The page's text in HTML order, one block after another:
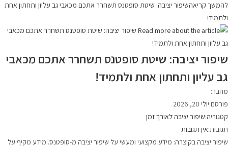
להמשך קריאהשיפור יציבה: שיטת סופטנס תשחרר אתכם מכאבי גב עליון ותחתון אחת
ולתמיד!
שיפור יציבה: שיטת סופטנס תשחרר אתכם מכאבי
גב עליון ותחתון אחת ולתמיד!
מחבר:
פורסם:יולי 20, 2026
קטגוריה:שיפור יציבה לאורך זמן
תגובות:אין תגובות
שיפור יציבה בקיצרה: מידע מקצועי ומעשי על שיפור יציבה מ-סופטנס. מידע מקיף על